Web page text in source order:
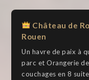
Château de
Rouen
Un havre de paix à
parc et Orangerie
couchages en 8